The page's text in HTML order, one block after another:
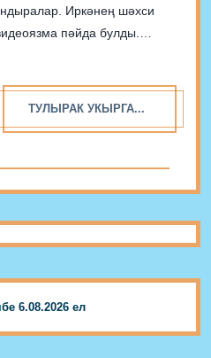
Иркәнең шәхси
пәйда булды.
мишәр кызы» дип
ТУЛЫРАК УКЫРГА...
6.08.2026 ел